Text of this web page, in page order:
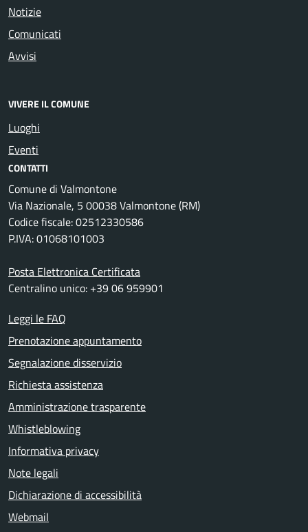
Notizie
Comunicati
Avvisi
VIVERE IL COMUNE
Luoghi
Eventi
CONTATTI
Comune di Valmontone
Via Nazionale, 5 00038 Valmontone (RM)
Codice fiscale: 02512330586
P.IVA: 01068101003
Posta Elettronica Certificata
Centralino unico: +39 06 959901
Leggi le FAQ
Prenotazione appuntamento
Segnalazione disservizio
Richiesta assistenza
Amministrazione trasparente
Whistleblowing
Informativa privacy
Note legali
Dichiarazione di accessibilità
Webmail